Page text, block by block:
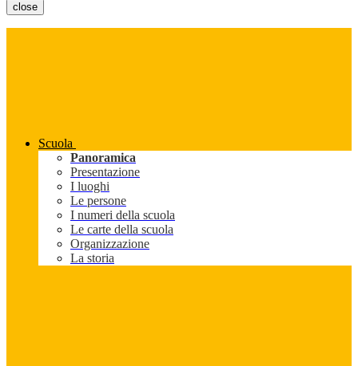
close
Scuola
Panoramica
Presentazione
I luoghi
Le persone
I numeri della scuola
Le carte della scuola
Organizzazione
La storia